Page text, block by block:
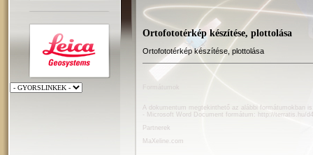
Ortofototérkép készítése, plottolása
Ortofototérkép készítése, plottolása
A dokumentum megtekinthető az alábbi formátumokban
- Microsoft Word Document formátum:
http://terratis.hu/
Partnerek
MaXeline.com